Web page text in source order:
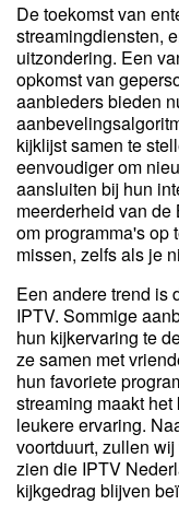
De toekomst van
streamingdiensten,
uitzondering. Een
opkomst van
aanbieders bieden
kijklijst samen te
eenvoudiger om
aansluiten bij hun
meerderheid van
om programma's op
missen, zelfs als je
Een andere trend is
IPTV. Sommige
hun kijkervaring te
ze samen met
hun favoriete
streaming maakt
leukere ervaring.
voortduurt, zullen
zien die IPTV
kijkgedrag blijven